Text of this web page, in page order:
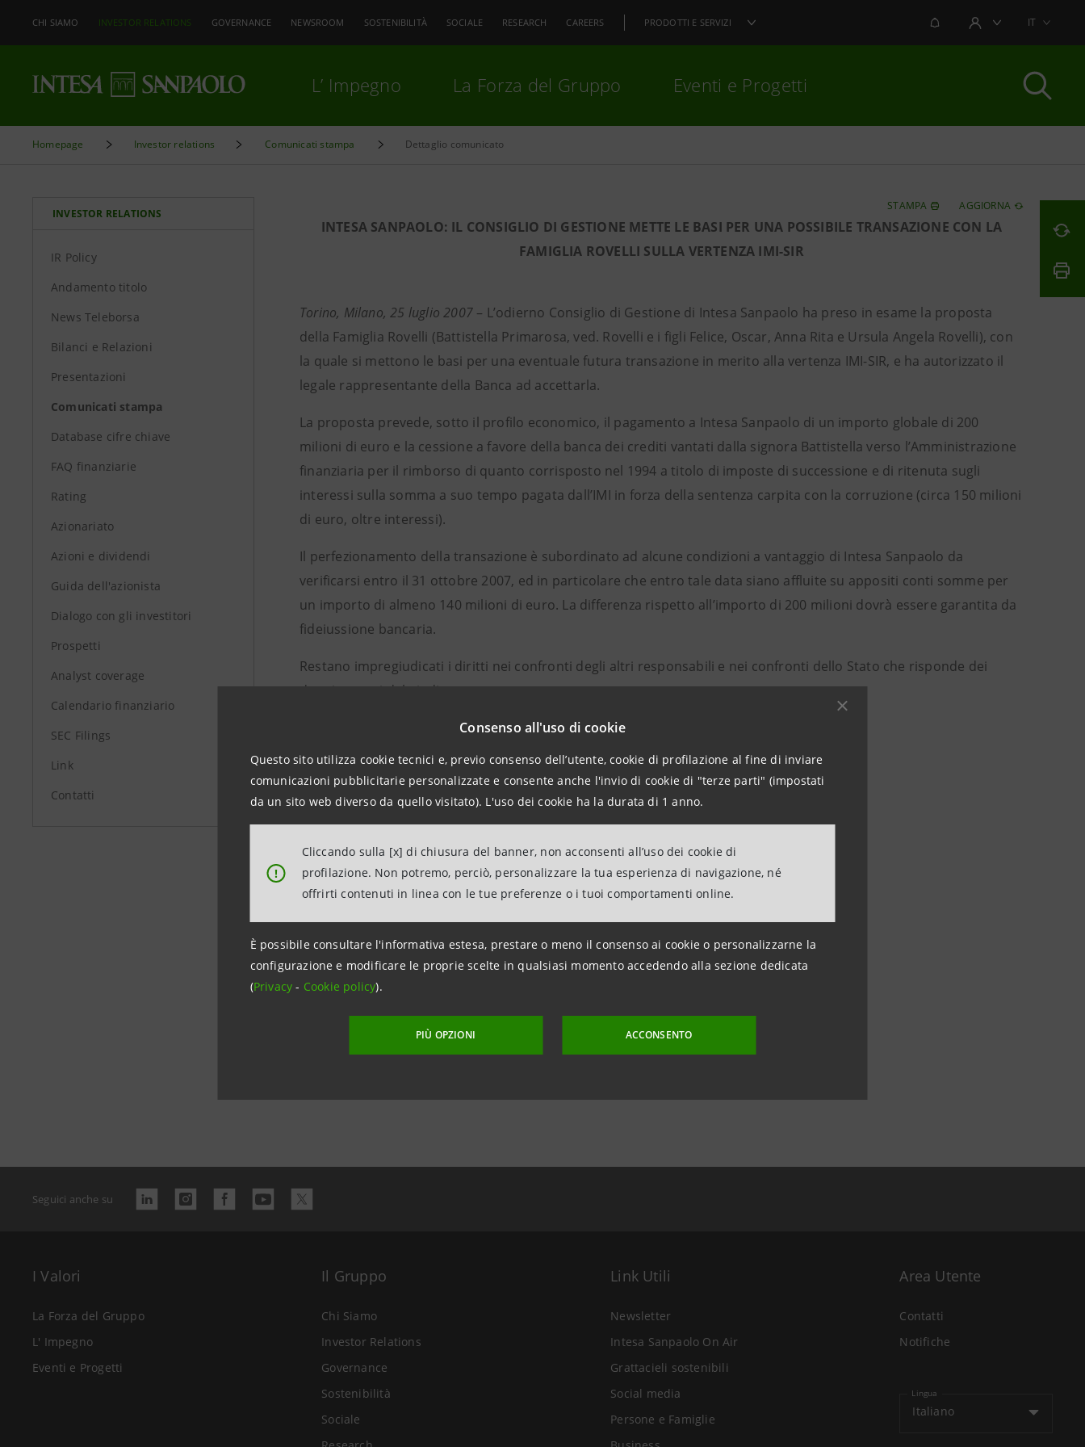
Consenso all'uso di cookie
Questo sito utilizza cookie tecnici e, previo consenso dell’utente, cookie di profilazione al fine di inviare
comunicazioni pubblicitarie personalizzate e consente anche l'invio di cookie di "terze parti" (impostati
da un sito web diverso da quello visitato). L'uso dei cookie ha la durata di 1 anno.
!
Cliccando sulla [x] di chiusura del banner, non acconsenti all’uso dei cookie di
profilazione. Non potremo, perciò, personalizzare la tua esperienza di navigazione, né
offrirti contenuti in linea con le tue preferenze o i tuoi comportamenti online.
È possibile consultare l'informativa estesa, prestare o meno il consenso ai cookie o personalizzarne la
configurazione e modificare le proprie scelte in qualsiasi momento accedendo alla sezione dedicata
(Privacy- Cookie policy).
PIÙ OPZIONI ACCONSENTO
CHI SIAMO INVESTOR RELATIONS GOVERNANCE NEWSROOM SOSTENIBILITÀ SOCIALE RESEARCH CAREERS PRODOTTI E SERVIZI NOTIFICHEAREA UTENTEIT
L’ Impegno La Forza del Gruppo Eventi e Progetti
Homepage Investor relations Comunicati stampa Dettaglio comunicato
INVESTOR RELATIONS
IR Policy
Andamento titolo
News Teleborsa
Bilanci e Relazioni
Presentazioni
Comunicati stampa
Database cifre chiave
FAQ finanziarie
Rating
Azionariato
Azioni e dividendi
Guida dell'azionista
Dialogo con gli investitori
Prospetti
Analyst coverage
Calendario finanziario
SEC Filings
Link
Contatti
STAMPA AGGIORNA
INTESA SANPAOLO: IL CONSIGLIO DI GESTIONE METTE LE BASI PER UNA POSSIBILE TRANSAZIONE CON LA
FAMIGLIA ROVELLI SULLA VERTENZA IMI-SIR
Torino, Milano, 25 luglio 2007 – L’odierno Consiglio di Gestione di Intesa Sanpaolo ha preso in esame la proposta
della Famiglia Rovelli (Battistella Primarosa, ved. Rovelli e i figli Felice, Oscar, Anna Rita e Ursula Angela Rovelli), con
la quale si mettono le basi per una eventuale futura transazione in merito alla vertenza IMI-SIR, e ha autorizzato il
legale rappresentante della Banca ad accettarla.
La proposta prevede, sotto il profilo economico, il pagamento a Intesa Sanpaolo di un importo globale di 200
milioni di euro e la cessione a favore della banca dei crediti vantati dalla signora Battistella verso l’Amministrazione
finanziaria per il rimborso di quanto corrisposto nel 1994 a titolo di imposte di successione e di ritenuta sugli
interessi sulla somma a suo tempo pagata dall’IMI in forza della sentenza carpita con la corruzione (circa 150 milioni
di euro, oltre interessi).
Il perfezionamento della transazione è subordinato ad alcune condizioni a vantaggio di Intesa Sanpaolo da
verificarsi entro il 31 ottobre 2007, ed in particolare che entro tale data siano affluite su appositi conti somme per
un importo di almeno 140 milioni di euro. La differenza rispetto all’importo di 200 milioni dovrà essere garantita da
fideiussione bancaria.
Restano impregiudicati i diritti nei confronti degli altri responsabili e nei confronti dello Stato che risponde dei
danni causati dal giudice corrotto.
+39.02.87943180
investor.relations@intesasanpaolo.com
stampa@intesasanpaolo.com
www.intesasanpaolo.com
Seguici anche su
I Valori
La Forza del Gruppo
L' Impegno
Eventi e Progetti
Il Gruppo
Chi Siamo
Investor Relations
Governance
Sostenibilità
Sociale
Link Utili
Newsletter
Intesa Sanpaolo On Air
Grattacieli sostenibili
Social media
Persone e Famiglie
Area Utente
Contatti
Notifiche
Lingua
Italiano